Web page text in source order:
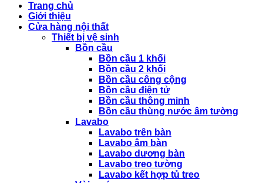
Trang chủ
Giới thiệu
Cửa hàng nội thất
Thiết bị vệ sinh
Bồn cầu
Bồn cầu 1 khối
Bồn cầu 2 khối
Bồn cầu công cộng
Bồn cầu điện tử
Bồn cầu thông minh
Bồn cầu thùng nước âm tường
Lavabo
Lavabo trên bàn
Lavabo âm bàn
Lavabo dương bàn
Lavabo treo tường
Lavabo kết hợp tủ treo